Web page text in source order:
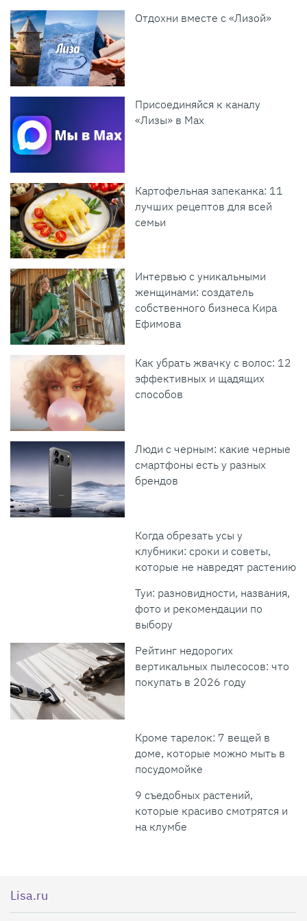
Отдохни вместе с «Лизой»
Присоединяйся к каналу
«Лизы» в Max
Картофельная запеканка: 11
лучших рецептов для всей
семьи
Интервью с уникальными
женщинами: создатель
собственного бизнеса Кира
Ефимова
Как убрать жвачку с волос: 12
эффективных и щадящих
способов
Люди с черным: какие черные
смартфоны есть у разных
брендов
Когда обрезать усы у
клубники: сроки и советы,
которые не навредят растению
Туи: разновидности, названия,
фото и рекомендации по
выбору
Рейтинг недорогих
вертикальных пылесосов: что
покупать в 2026 году
Кроме тарелок: 7 вещей в
доме, которые можно мыть в
посудомойке
9 съедобных растений,
которые красиво смотрятся и
на клумбе
Lisa.ru